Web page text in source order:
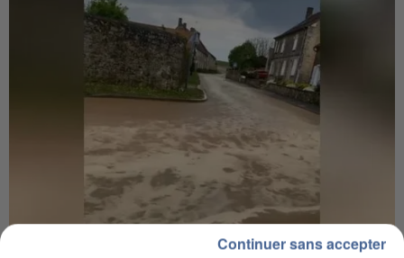
Continuer sans accepter